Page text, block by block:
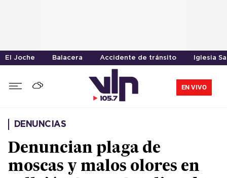
El Joche Balacera Accidente de tránsito Iglesia
EN VIVO
DENUNCIAS
Denuncian plaga de
moscas y malos olores en